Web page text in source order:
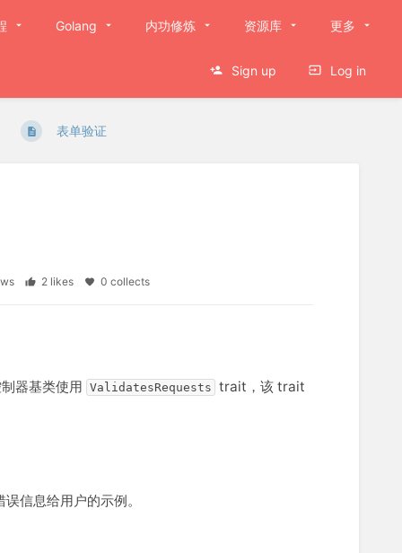
Golang 内功修炼 资源库 更多
Sign up Log in
表单验证
2 likes 0 collects
器基类使用 ValidatesRequests trait，该 trait
信息给用户的示例。